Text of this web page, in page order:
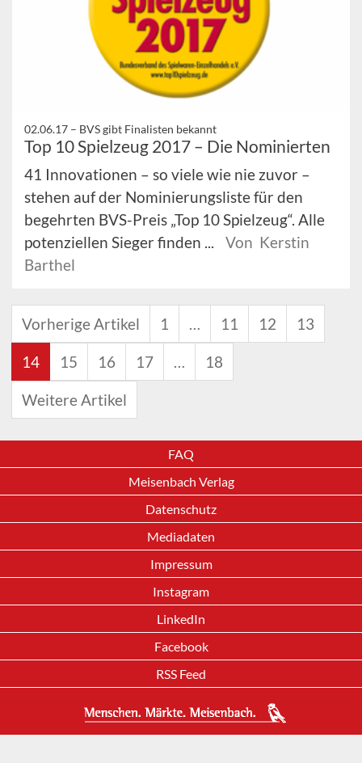
02.06.17 – BVS gibt Finalisten bekannt
Top 10 Spielzeug 2017 – Die Nominierten
41 Innovationen – so viele wie nie zuvor –
stehen auf der Nominierungsliste für den
begehrten BVS-Preis „Top 10 Spielzeug“. Alle
potenziellen Sieger finden ...
Von Kerstin
Barthel
Vorherige Artikel 1 … 11 12 13
14 15 16 17 … 18
Weitere Artikel
FAQ
Meisenbach Verlag
Datenschutz
Mediadaten
Impressum
Instagram
LinkedIn
Facebook
RSS Feed